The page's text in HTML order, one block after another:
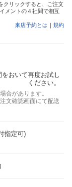
クリックすると、ご注文
メントの４社間で相互
来店予約とは ｜ 規約
おいて再度お試し
ください。
合があります。
文確認画面にて配送
指定可)